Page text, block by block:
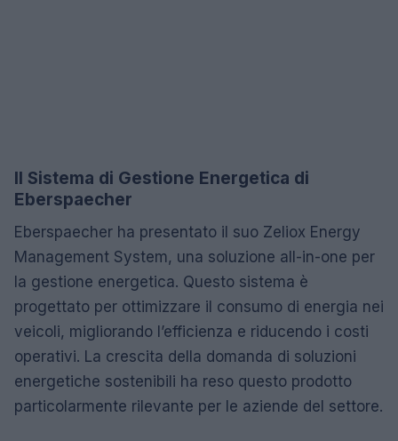
Il Sistema di Gestione Energetica di
Eberspaecher
Eberspaecher ha presentato il suo Zeliox Energy
Management System, una soluzione all-in-one per
la gestione energetica. Questo sistema è
progettato per ottimizzare il consumo di energia nei
veicoli, migliorando l’efficienza e riducendo i costi
operativi. La crescita della domanda di soluzioni
energetiche sostenibili ha reso questo prodotto
particolarmente rilevante per le aziende del settore.